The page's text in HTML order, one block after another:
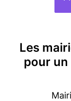
Les
pour un